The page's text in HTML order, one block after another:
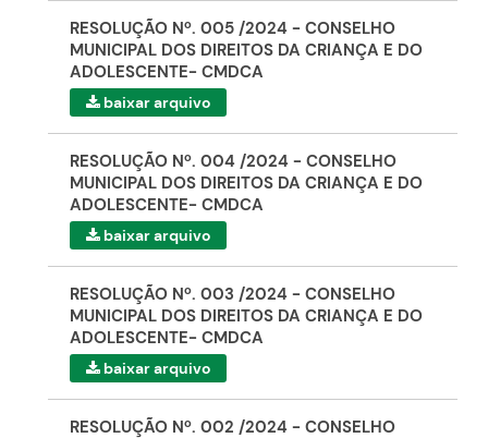
RESOLUÇÃO Nº. 005 /2024 - CONSELHO
MUNICIPAL DOS DIREITOS DA CRIANÇA E DO
ADOLESCENTE- CMDCA
baixar arquivo
RESOLUÇÃO Nº. 004 /2024 - CONSELHO
MUNICIPAL DOS DIREITOS DA CRIANÇA E DO
ADOLESCENTE- CMDCA
baixar arquivo
RESOLUÇÃO Nº. 003 /2024 - CONSELHO
MUNICIPAL DOS DIREITOS DA CRIANÇA E DO
ADOLESCENTE- CMDCA
baixar arquivo
RESOLUÇÃO Nº. 002 /2024 - CONSELHO